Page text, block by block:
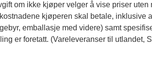
om ikke kjøper velger å vise priser uten
kjøperen skal betale, inklusive
emballasje med videre) samt
er foretatt. (Vareleveranser til utlandet,